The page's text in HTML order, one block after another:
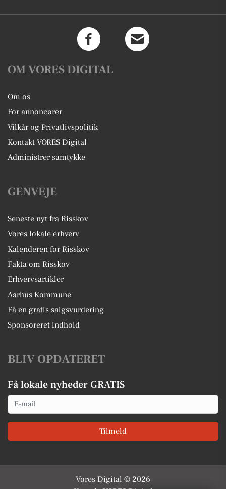
OM VORES DIGITAL
Om os
For annoncører
Vilkår og Privatlivspolitik
Kontakt VORES Digital
Administrer samtykke
GENVEJE
Seneste nyt fra Risskov
Vores lokale erhverv
Kalenderen for Risskov
Fakta om Risskov
Erhvervsartikler
Aarhus Kommune
Få en gratis salgsvurdering
Sponsoreret indhold
BLIV OPDATERET
Få lokale nyheder GRATIS
Email
Tilmeld
Vores Digital © 2026